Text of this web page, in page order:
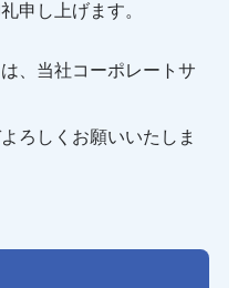
申し上げます。
、当社コーポレートサ
ろしくお願いいたしま